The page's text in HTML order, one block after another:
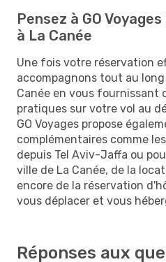
Pensez à GO
à La Canée
Une fois votre réservation
accompagnons tout au
Canée en vous fournissant
pratiques sur votre vol au
GO Voyages propose
complémentaires comme
depuis Tel Aviv-Jaffa ou
ville de La Canée, de la
encore de la réservation
vous déplacer et vous
Réponses aux